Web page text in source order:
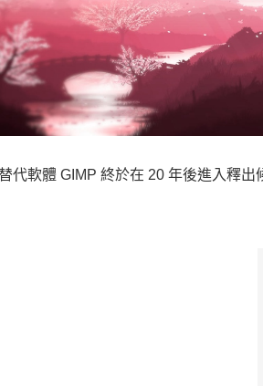
代軟體 GIMP 終於在 20 年後進入釋